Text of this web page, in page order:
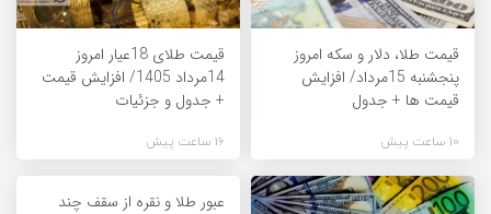
قیمت طلا، دلار و سکه امروز
پنجشنبه 15مرداد/ افزایش
قیمت ها + جدول
10 ساعت پیش
قیمت طلای 18عیار امروز
14مرداد 1405/ افزایش قیمت
+ جدول و جزئیات
16 ساعت پیش
عبور طلا و نقره از سقف چند